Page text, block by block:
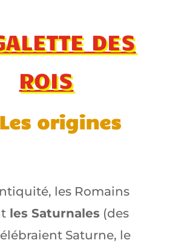
DES
ROIS
Les origines
les Romains
les Saturnales (des
Saturne, le